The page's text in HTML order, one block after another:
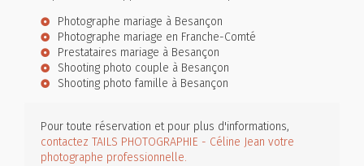
Photographe mariage à Besançon
Photographe mariage en Franche-Comté
Prestataires mariage à Besançon
Shooting photo couple à Besançon
Shooting photo famille à Besançon
Pour toute réservation et pour plus d'informations,
contactez TAILS PHOTOGRAPHIE - Céline Jean votre
photographe professionnelle.